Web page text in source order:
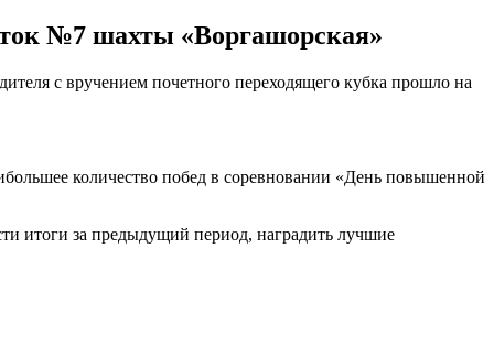
№7 шахты «Воргашорская»
с вручением почетного переходящего кубка прошло на
количество побед в соревновании «День повышенной
итоги за предыдущий период, наградить лучшие